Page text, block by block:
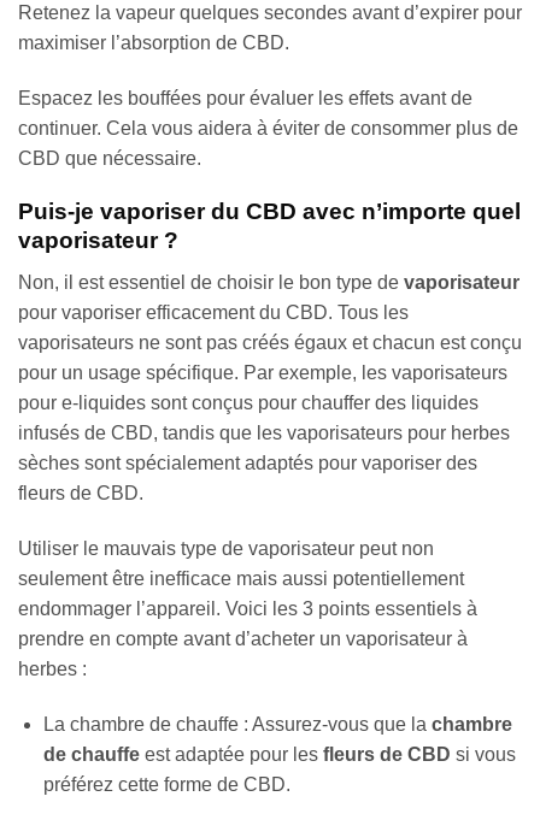
Retenez la vapeur quelques secondes avant d’expirer pour
maximiser l’absorption de CBD.
Espacez les bouffées pour évaluer les effets avant de
continuer. Cela vous aidera à éviter de consommer plus de
CBD que nécessaire.
Puis-je vaporiser du CBD avec n’importe quel
vaporisateur ?
Non, il est essentiel de choisir le bon type de vaporisateur
pour vaporiser efficacement du CBD. Tous les
vaporisateurs ne sont pas créés égaux et chacun est conçu
pour un usage spécifique. Par exemple, les vaporisateurs
pour e-liquides sont conçus pour chauffer des liquides
infusés de CBD, tandis que les vaporisateurs pour herbes
sèches sont spécialement adaptés pour vaporiser des
fleurs de CBD.
Utiliser le mauvais type de vaporisateur peut non
seulement être inefficace mais aussi potentiellement
endommager l’appareil. Voici les 3 points essentiels à
prendre en compte avant d’acheter un vaporisateur à
herbes :
La chambre de chauffe : Assurez-vous que la chambre
de chauffeest adaptée pour les fleurs de CBD si vous
préférez cette forme de CBD.